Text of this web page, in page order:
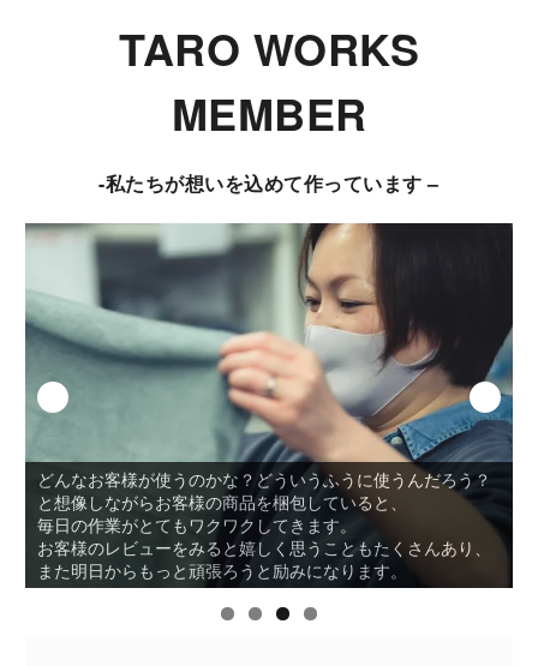
TARO WORKS
MEMBER
-私たちが想いを込めて作っています –
小さい子どもが4人いて、急な休みでご迷惑をおかけすること
も
たくさんありました。上司も同僚も嫌な顔せず居てくれるこ
とに、
心が救われています。みんながお互いを気遣いながら笑顔で
働けるタロウワークスに、心から感謝です。